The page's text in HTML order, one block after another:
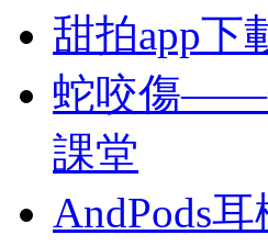
甜拍app下
蛇咬傷——
課堂
AndPods